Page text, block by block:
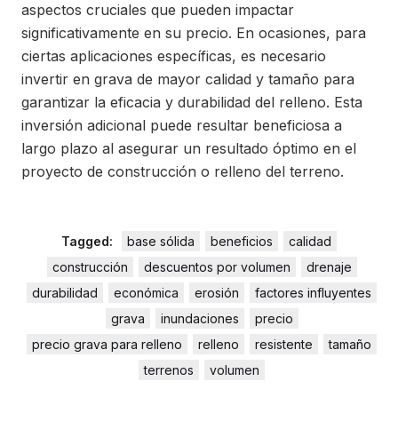
aspectos cruciales que pueden impactar
significativamente en su precio. En ocasiones, para
ciertas aplicaciones específicas, es necesario
invertir en grava de mayor calidad y tamaño para
garantizar la eficacia y durabilidad del relleno. Esta
inversión adicional puede resultar beneficiosa a
largo plazo al asegurar un resultado óptimo en el
proyecto de construcción o relleno del terreno.
Tagged: base sólida beneficios
calidad
construcción
descuentos por volumen
drenaje
durabilidad
económica erosión
factores influyentes
grava
inundaciones
precio
precio grava para relleno
relleno resistente
tamaño
terrenos
volumen